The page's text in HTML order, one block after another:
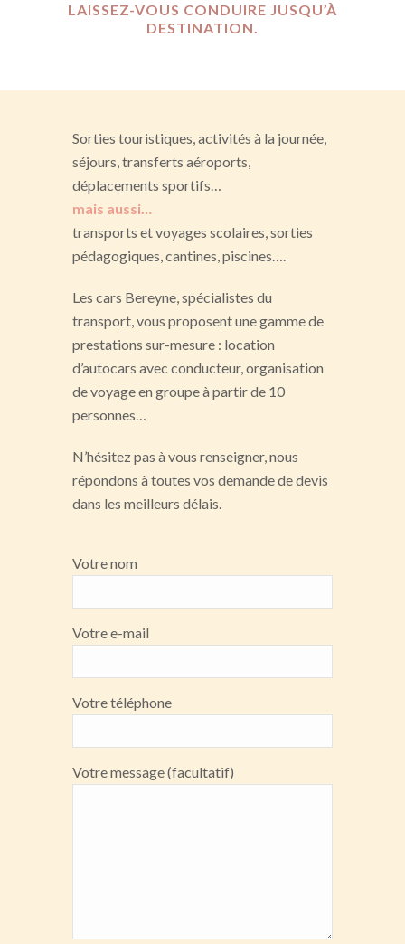
LAISSEZ-VOUS CONDUIRE JUSQU’À
DESTINATION.
Sorties touristiques, activités à la journée,
séjours, transferts aéroports,
déplacements sportifs…
mais aussi…
transports et voyages scolaires, sorties
pédagogiques, cantines, piscines….
Les cars Bereyne, spécialistes du
transport, vous proposent une gamme de
prestations sur-mesure : location
d’autocars avec conducteur, organisation
de voyage en groupe à partir de 10
personnes…
N’hésitez pas à vous renseigner, nous
répondons à toutes vos demande de devis
dans les meilleurs délais.
Votre nom
Votre e-mail
Votre téléphone
Votre message (facultatif)